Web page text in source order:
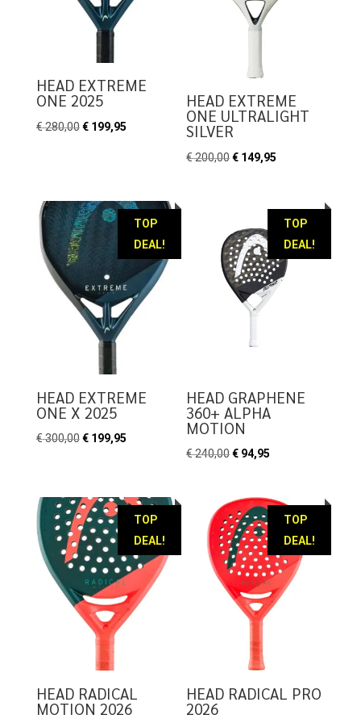
HEAD EXTREME
ONE 2025
€280,00 Oorspronkelijke
€199,95Huidige
HEAD EXTREME
ONE ULTRALIGHT
SILVER
€200,00Oorspronkelijke
€ 149,95
€ 149,95.
TOP
DEAL!
HEAD EXTREME
ONE X 2025
€300,00 Oorspronkelijke
€ 300,00.
€199,95Huidige
€ 199,95.
TOP
DEAL!
HEAD GRAPHENE
360+ ALPHA
MOTION
€240,00Oorspronkelijke
was:
€ 240,00.
€ 94,95
€ 94,95.
TOP
DEAL!
HEAD RADICAL
MOTION 2026
TOP
DEAL!
HEAD RADICAL PRO
2026